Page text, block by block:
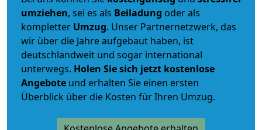
umziehen, sei es als Beiladung oder als
kompletter Umzug. Unser Partnernetzwerk, das
wir über die Jahre aufgebaut haben, ist
deutschlandweit und sogar international
unterwegs. Holen Sie sich jetzt kostenlose
Angebote und erhalten Sie einen ersten
Überblick über die Kosten für Ihren Umzug.